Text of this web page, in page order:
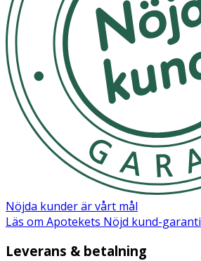
Nöjda kunder är vårt mål
Läs om Apotekets Nöjd kund-garanti
Leverans & betalning